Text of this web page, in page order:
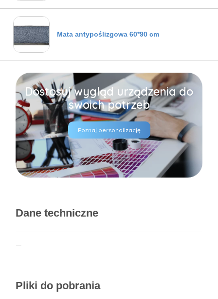
Mata antypoślizgowa 60*90 cm
Dostosuj wygląd urządzenia do
swoich potrzeb
Poznaj personalizację
Dane techniczne
—
Pliki do pobrania